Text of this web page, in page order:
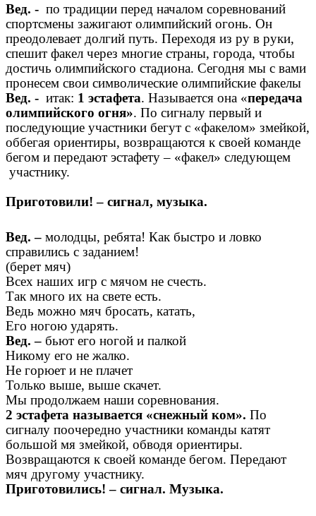
Вед. - по традиции перед началом соревнований
спортсмены зажигают олимпийский огонь. Он
преодолевает долгий путь. Переходя из ру в руки,
спешит факел через многие страны, города, чтобы
достичь олимпийского стадиона. Сегодня мы с вами
пронесем свои символические олимпийские факелы
Вед. - итак: 1 эстафета. Называется она «передача
олимпийского огня». По сигналу первый и
последующие участники бегут с «факелом» змейкой,
оббегая ориентиры, возвращаются к своей команде
бегом и передают эстафету – «факел» следующем
участнику.
Приготовили! – сигнал, музыка.
Вед. – молодцы, ребята! Как быстро и ловко
справились с заданием!
(берет мяч)
Всех наших игр с мячом не счесть.
Так много их на свете есть.
Ведь можно мяч бросать, катать,
Его ногою ударять.
Вед. – бьют его ногой и палкой
Никому его не жалко.
Не горюет и не плачет
Только выше, выше скачет.
Мы продолжаем наши соревнования.
2 эстафета называется «снежный ком». По
сигналу поочередно участники команды катят
большой мя змейкой, обводя ориентиры.
Возвращаются к своей команде бегом. Передают
мяч другому участнику.
Приготовились! – сигнал. Музыка.